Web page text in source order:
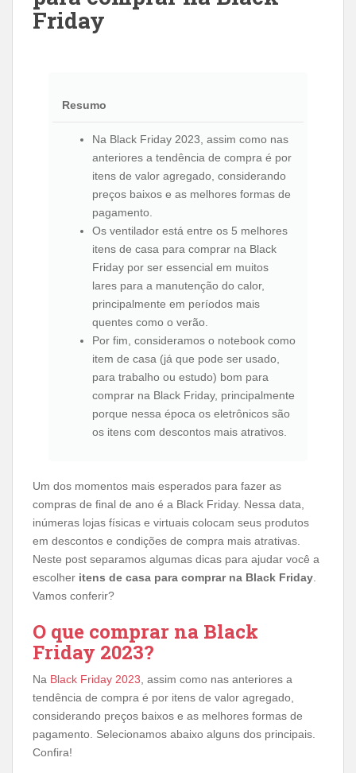
Friday
Resumo
Na Black Friday 2023, assim como nas
anteriores a tendência de compra é por
itens de valor agregado, considerando
preços baixos e as melhores formas de
pagamento.
Os ventilador está entre os 5 melhores
itens de casa para comprar na Black
Friday por ser essencial em muitos
lares para a manutenção do calor,
principalmente em períodos mais
quentes como o verão.
Por fim, consideramos o notebook como
item de casa (já que pode ser usado,
para trabalho ou estudo) bom para
comprar na Black Friday, principalmente
porque nessa época os eletrônicos são
os itens com descontos mais atrativos.
Um dos momentos mais esperados para fazer as
compras de final de ano é a Black Friday. Nessa data,
inúmeras lojas físicas e virtuais colocam seus produtos
em descontos e condições de compra mais atrativas.
Neste post separamos algumas dicas para ajudar você a
escolher itens de casa para comprar na Black Friday.
Vamos conferir?
O que comprar na Black
Friday 2023?
Na Black Friday 2023, assim como nas anteriores a
tendência de compra é por itens de valor agregado,
considerando preços baixos e as melhores formas de
pagamento. Selecionamos abaixo alguns dos principais.
Confira!